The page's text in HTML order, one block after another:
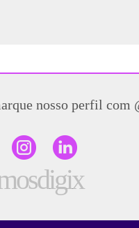
nosso perfil com